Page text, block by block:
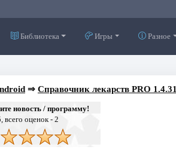
Библиотека Игры Разное
⇒ Справочник лекарств PRO 1.4.31
новость / программу!
всего оценок -2